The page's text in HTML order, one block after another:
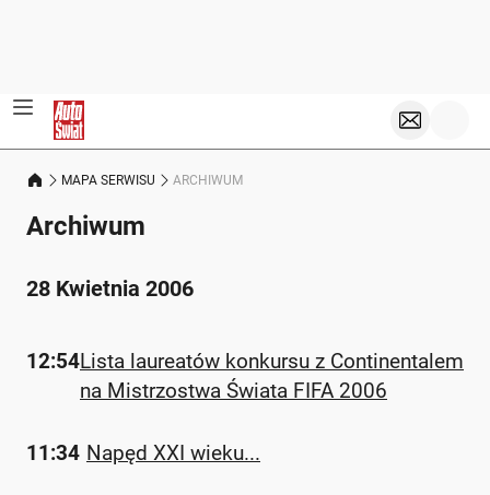
MAPA SERWISU ARCHIWUM
Archiwum
28 Kwietnia 2006
12:54Lista laureatów konkursu z Continentalem
na Mistrzostwa Świata FIFA 2006
11:34 Napęd XXI wieku...